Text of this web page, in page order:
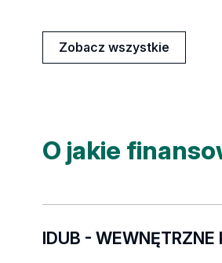
Zobacz wszystkie
Aktualności
O jakie
IDUB - WEWNĘTRZNE